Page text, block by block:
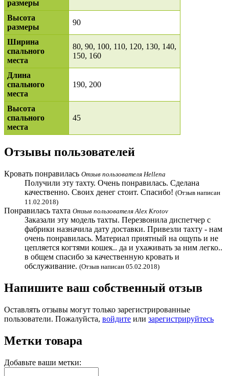
размеры
Высота
размеры
90
Ширина
спального
места
80, 90, 100, 110, 120, 130, 140,
150, 160
Длина
спального
места
190, 200
Высота
спального
места
45
Отзывы пользователей
Кровать понравилась Отзыв пользователя Hellena
Получили эту тахту. Очень понравилась. Сделана
качественно. Своих денег стоит. Спасибо! (Отзыв написан
11.02.2018)
Понравилась тахта Отзыв пользователяAlex Krotov
Заказали эту модель тахты. Перезвонила диспетчер с
фабрики назначила дату доставки. Привезли тахту - нам
очень понравилась. Материал приятный на ощупь и не
цепляется когтями кошек.. да и ухаживать за ним легко..
в общем спасибо за качественную кровать и
обслуживание. (Отзыв написан 05.02.2018)
Напишите ваш собственный отзыв
Оставлять отзывы могут только зарегистрированные
пользователи. Пожалуйста, войдите или зарегистрируйтесь
Метки товара
Добавьте ваши метки: